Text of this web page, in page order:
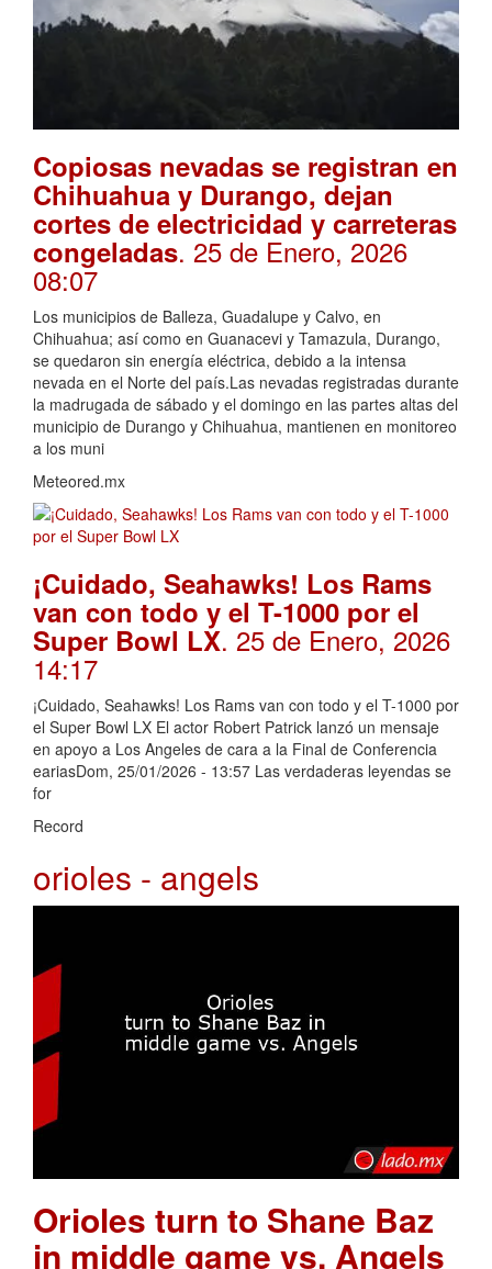
Copiosas nevadas se registran en
Chihuahua y Durango, dejan
cortes de electricidad y carreteras
congeladas. 25 de Enero, 2026
08:07
Los municipios de Balleza, Guadalupe y Calvo, en
Chihuahua; así como en Guanacevi y Tamazula, Durango,
se quedaron sin energía eléctrica, debido a la intensa
nevada en el Norte del país.Las nevadas registradas durante
la madrugada de sábado y el domingo en las partes altas del
municipio de Durango y Chihuahua, mantienen en monitoreo
a los muni
Meteored.mx
¡Cuidado, Seahawks! Los Rams
van con todo y el T-1000 por el
Super Bowl LX. 25 de Enero, 2026
14:17
¡Cuidado, Seahawks! Los Rams van con todo y el T-1000 por
el Super Bowl LX El actor Robert Patrick lanzó un mensaje
en apoyo a Los Angeles de cara a la Final de Conferencia
eariasDom, 25/01/2026 - 13:57 Las verdaderas leyendas se
for
Record
orioles - angels
Orioles turn to Shane Baz
in middle game vs. Angels